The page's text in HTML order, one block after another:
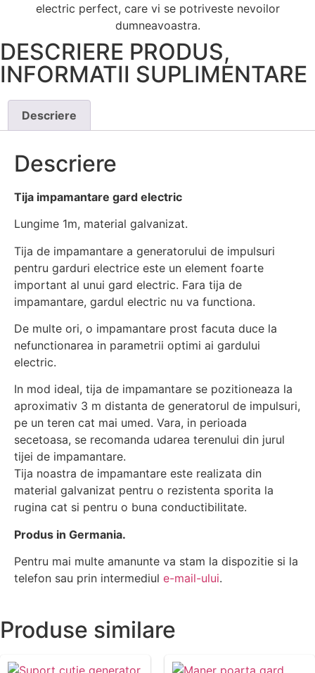
electric perfect, care vi se potriveste nevoilor
dumneavoastra.
DESCRIERE PRODUS,
INFORMATII SUPLIMENTARE
Descriere
Descriere
Tija impamantare gard electric
Lungime 1m, material galvanizat.
Tija de impamantare a generatorului de impulsuri
pentru garduri electrice este un element foarte
important al unui gard electric. Fara tija de
impamantare, gardul electric nu va functiona.
De multe ori, o impamantare prost facuta duce la
nefunctionarea in parametrii optimi ai gardului
electric.
In mod ideal, tija de impamantare se pozitioneaza la
aproximativ 3 m distanta de generatorul de impulsuri,
pe un teren cat mai umed. Vara, in perioada
secetoasa, se recomanda udarea terenului din jurul
tijei de impamantare.
Tija noastra de impamantare este realizata din
material galvanizat pentru o rezistenta sporita la
rugina cat si pentru o buna conductibilitate.
Produs in Germania.
Pentru mai multe amanunte va stam la dispozitie si la
telefon sau prin intermediul e-mail-ului.
Produse similare